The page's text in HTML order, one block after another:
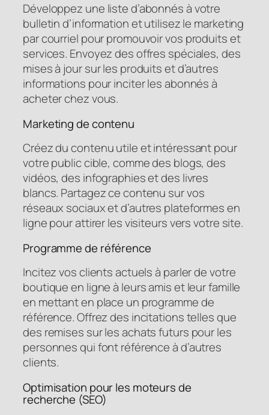
Développez une liste d’abonnés à votre
bulletin d’information et utilisez le marketing
par courriel pour promouvoir vos produits et
services. Envoyez des offres spéciales, des
mises à jour sur les produits et d’autres
informations pour inciter les abonnés à
acheter chez vous.
Marketing de contenu
Créez du contenu utile et intéressant pour
votre public cible, comme des blogs, des
vidéos, des infographies et des livres
blancs. Partagez ce contenu sur vos
réseaux sociaux et d’autres plateformes en
ligne pour attirer les visiteurs vers votre site.
Programme de référence
Incitez vos clients actuels à parler de votre
boutique en ligne à leurs amis et leur famille
en mettant en place un programme de
référence. Offrez des incitations telles que
des remises sur les achats futurs pour les
personnes qui font référence à d’autres
clients.
Optimisation pour les moteurs de
recherche (SEO)